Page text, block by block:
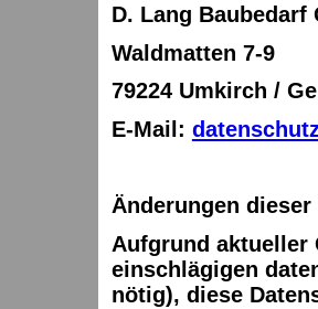
D. Lang Baubedarf
Waldmatten 7-9
79224 Umkirch /
E-Mail:
Änderungen
Aufgrund aktueller
einschlägigen
nötig), diese